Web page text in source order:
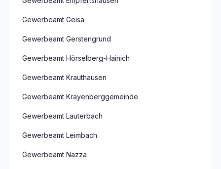
Gewerbeamt Geisa
Gewerbeamt Gerstengrund
Gewerbeamt Hörselberg-Hainich
Gewerbeamt Krauthausen
Gewerbeamt Krayenberggemeinde
Gewerbeamt Lauterbach
Gewerbeamt Leimbach
Gewerbeamt Nazza